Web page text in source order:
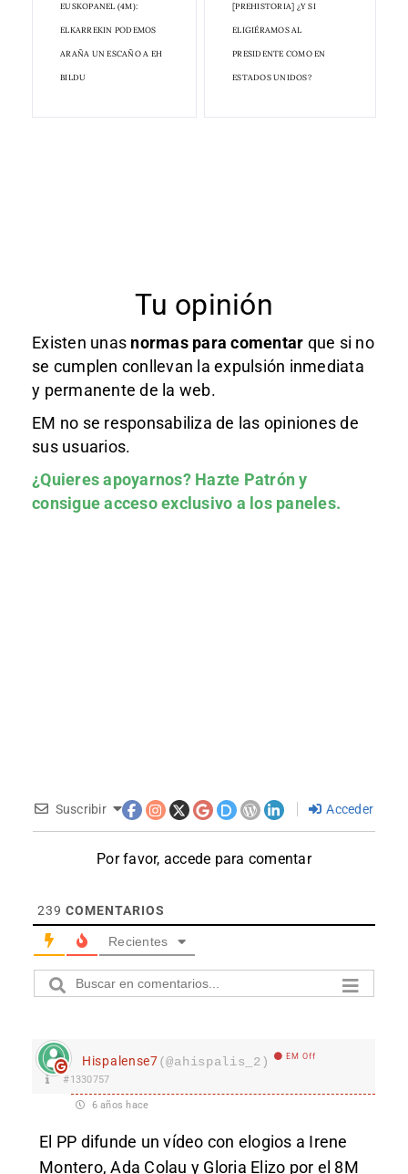
EUSKOPANEL (4M):
ELKARREKIN PODEMOS
ARAÑA UN ESCAÑO A EH
BILDU
[PREHISTORIA] ¿Y SI
ELIGIÉRAMOS AL
PRESIDENTE COMO EN
ESTADOS UNIDOS?
Tu opinión
Existen unas normas para comentar que si no
se cumplen conllevan la expulsión inmediata
y permanente de la web.
EM no se responsabiliza de las opiniones de
sus usuarios.
¿Quieres apoyarnos? Hazte Patróny
consigue acceso exclusivo a los paneles.
Suscribir Acceder
Por favor, accede para comentar
239 COMENTARIOS
Recientes
Hispalense7(@ahispalis_2) EM Off
#1330757
6 años hace
El PP difunde un vídeo con elogios a Irene
Montero, Ada Colau y Gloria Elizo por el 8M